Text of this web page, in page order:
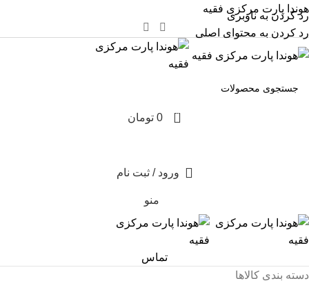
رد کردن به ناوبری
رد کردن به محتوای اصلی
هوندا پارت مرکزی فقیه
0
0 تومان
ورود / ثبت نام
منو
تماس
دسته بندی کالاها